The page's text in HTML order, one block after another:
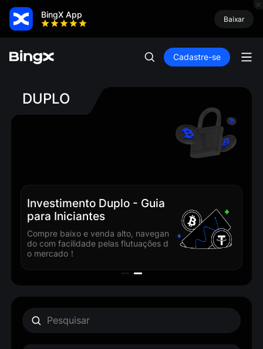
BingX App Baixar
Cadastre-se
DUPLO
Investimento Duplo - Guia
para Iniciantes
Compre baixo e venda alto, navegan
do com facilidade pelas flutuações d
o mercado！